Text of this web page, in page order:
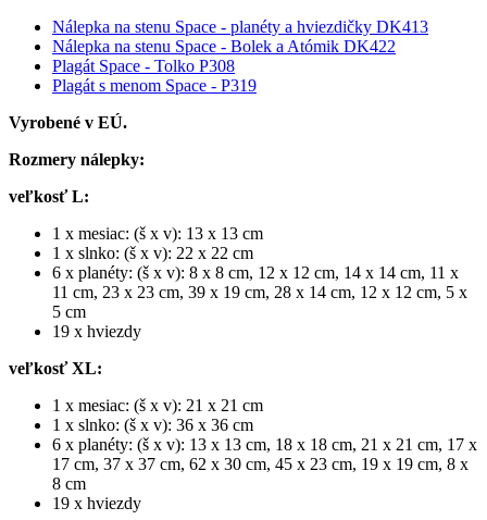
Nálepka na stenu Space - planéty a hviezdičky DK413
Nálepka na stenu Space - Bolek a Atómik DK422
Plagát Space - Tolko P308
Plagát s menom Space - P319
Vyrobené v EÚ.
Rozmery nálepky:
veľkosť L:
1 x mesiac: (š x v): 13 x 13 cm
1 x slnko: (š x v): 22 x 22 cm
6 x planéty: (š x v): 8 x 8 cm, 12 x 12 cm, 14 x 14 cm, 11 x
11 cm, 23 x 23 cm, 39 x 19 cm, 28 x 14 cm, 12 x 12 cm, 5 x
5 cm
19 x hviezdy
veľkosť XL:
1 x mesiac: (š x v): 21 x 21 cm
1 x slnko: (š x v): 36 x 36 cm
6 x planéty: (š x v): 13 x 13 cm, 18 x 18 cm, 21 x 21 cm, 17 x
17 cm, 37 x 37 cm, 62 x 30 cm, 45 x 23 cm, 19 x 19 cm, 8 x
8 cm
19 x hviezdy